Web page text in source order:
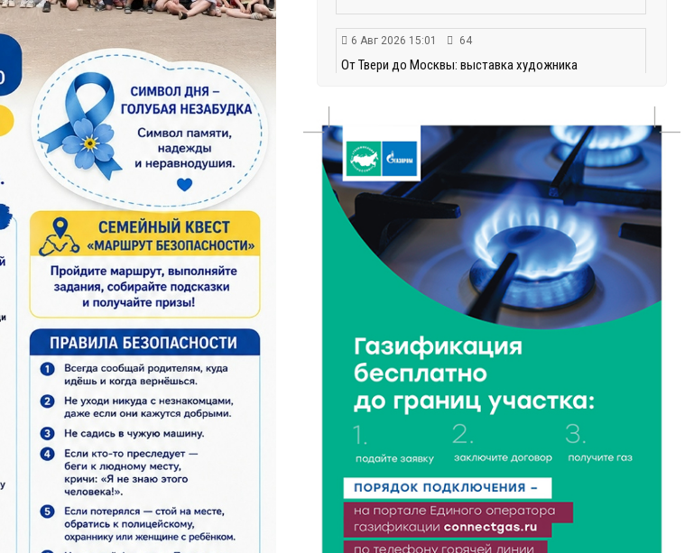
6 Авг 2026 15:01 64
От Твери до Москвы: выставка художника
81
В Твери создали соединения для кормовых
добавок, повышающие продуктивность
сельхозживотных
6 Авг 2026 14:01 131
Мультфильм своими руками: в Твери дети сняли
ленту по мотивам басни «Карась»
6 Авг 2026 13:38 139
Виталий Королев: Тверская область станет
спортивной столицей России
6 Авг 2026 13:02
высокие зарплаты и как изменились доходы
6 Авг 2026 12:43 513